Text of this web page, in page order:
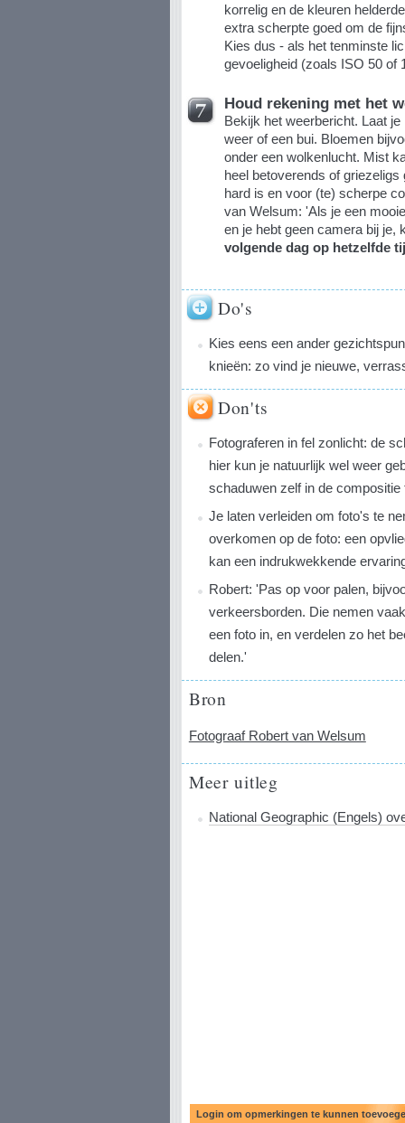
korrelig en de kleuren
extra scherpte goed om de
Kies dus - als het tenminste
gevoeligheid (zoals ISO 50 of
Houd rekening met het
Bekijk het weerbericht. Laat
weer of een bui. Bloemen
onder een wolkenlucht. Mist
heel betoverends of griezeligs
hard is en voor (te) scherpe
van Welsum: 'Als je een
en je hebt geen camera bij je,
volgende dag op hetzelfde
Do's
Kies eens een ander
knieën: zo vind je nieuwe,
Don'ts
Fotograferen in fel zonlicht: de
hier kun je natuurlijk wel weer
schaduwen zelf in de compositie
Je laten verleiden om foto's te
overkomen op de foto: een
kan een indrukwekkende
Robert: 'Pas op voor palen,
verkeersborden. Die nemen
een foto in, en verdelen zo het
delen.'
Bron
Fotograaf Robert van Welsum
Meer uitleg
National Geographic (Engels)